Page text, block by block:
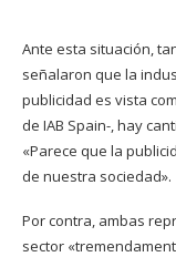
Ante esta situación,
señalaron que la
publicidad es vista
de IAB Spain-, hay
«Parece que la
de nuestra sociedad».
Por contra, ambas
sector